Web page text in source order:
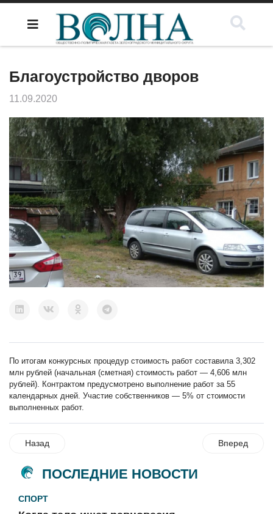
Благоустройство дворов
11.09.2020
По итогам конкурсных процедур стоимость работ составила 3,302
млн рублей (начальная (сметная) стоимость работ — 4,606 млн
рублей). Контрактом предусмотрено выполнение работ за 55
календарных дней. Участие собственников — 5% от стоимости
выполненных работ.
Назад Вперед
ПОСЛЕДНИЕ НОВОСТИ
СПОРТ